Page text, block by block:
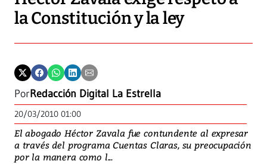
la Constitución y la ley
PorRedacción Digital La Estrella
20/03/2010 01:00
El abogado Héctor Zavala fue contundente al expresar
a través del programa Cuentas Claras, su preocupación
por la manera como l...